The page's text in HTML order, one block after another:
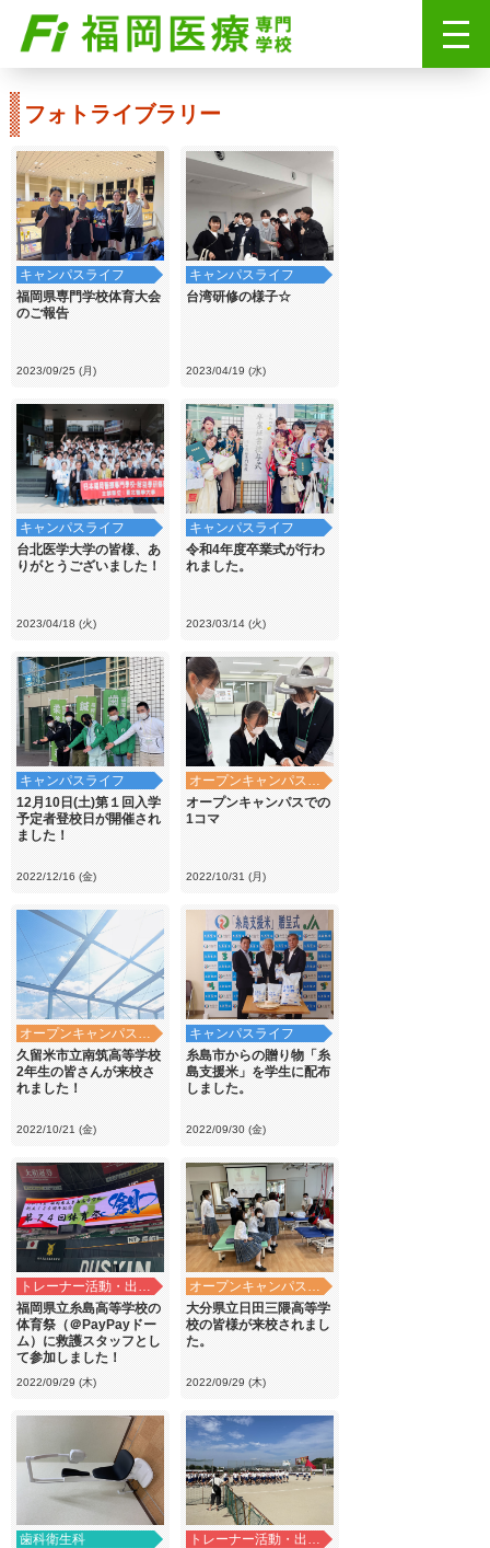
フォトライブラリー
キャンパスライフ
福岡県専門学校体育大会
のご報告
2023/09/25 (月)
キャンパスライフ
台湾研修の様子☆
2023/04/19 (水)
キャンパスライフ
台北医学大学の皆様、あ
りがとうございました！
2023/04/18 (火)
キャンパスライフ
令和4年度卒業式が行わ
れました。
2023/03/14 (火)
キャンパスライフ
12月10日(土)第１回入学
予定者登校日が開催され
ました！
2022/12/16 (金)
オープンキャンパス・学校見学
オープンキャンパスでの
1コマ
2022/10/31 (月)
オープンキャンパス・学校見学
久留米市立南筑高等学校
2年生の皆さんが来校さ
れました！
2022/10/21 (金)
キャンパスライフ
糸島市からの贈り物「糸
島支援米」を学生に配布
しました。
2022/09/30 (金)
トレーナー活動・出前講義
福岡県立糸島高等学校の
体育祭（＠PayPayドー
ム）に救護スタッフとし
て参加しました！
2022/09/29 (木)
オープンキャンパス・学校見学
大分県立日田三隈高等学
校の皆様が来校されまし
た。
2022/09/29 (木)
歯科衛生科
トレーナー活動・出前講義